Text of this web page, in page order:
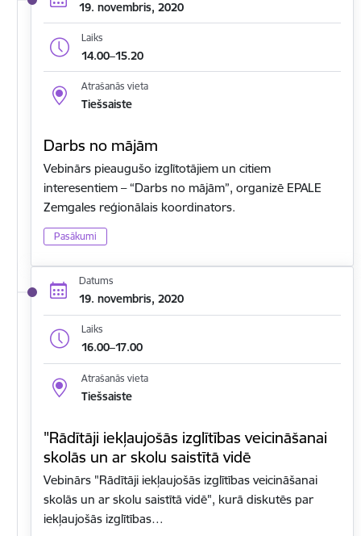
19. novembris, 2020
Laiks
14.00–15.20
Atrašanās vieta
Tiešsaiste
Darbs no mājām
Vebinārs pieaugušo izglītotājiem un citiem
interesentiem – “Darbs no mājām”, organizē EPALE
Zemgales reģionālais koordinators.
Pasākumi
Datums
19. novembris, 2020
Laiks
16.00–17.00
Atrašanās vieta
Tiešsaiste
"Rādītāji iekļaujošās izglītības veicināšanai
skolās un ar skolu saistītā vidē
Vebinārs "Rādītāji iekļaujošās izglītības veicināšanai
skolās un ar skolu saistītā vidē", kurā diskutēs par
iekļaujošās izglītības…